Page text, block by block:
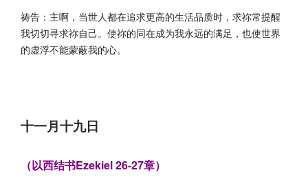
祷告：主啊，当世人都在追求更高的生活品质时，求祢常提醒
我切切寻求祢自己。使祢的同在成为我永远的满足，也使世界
的虚浮不能蒙蔽我的心。
十一月十九日
（以西结书Ezekiel 26-27章）